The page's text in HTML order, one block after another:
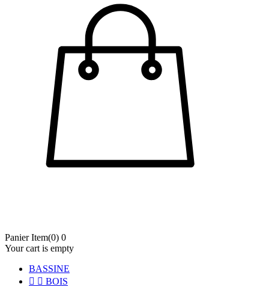
Panier Item(0) 0
Your cart is empty
BASSINE
  BOIS